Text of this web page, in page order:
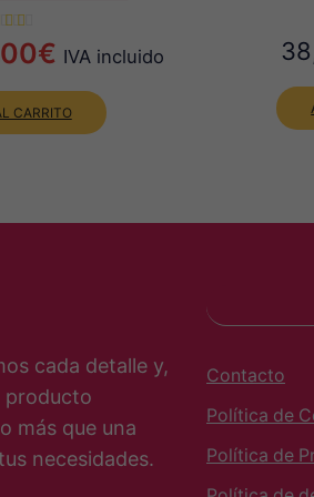
€ El
precio
actual
IVA incluido
CARRITO
cada detalle y,
producto
más que una
necesidades.
Contacto
Política de
Política de